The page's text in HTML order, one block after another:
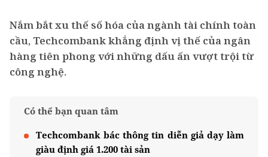
Nắm bắt xu thế số hóa của ngành tài chính toàn
cầu, Techcombank khẳng định vị thế của ngân
hàng tiên phong với những dấu ấn vượt trội từ
công nghệ.
Có thể bạn quan tâm
Techcombank bác thông tin diễn giả dạy làm
giàu định giá 1.200 tài sản